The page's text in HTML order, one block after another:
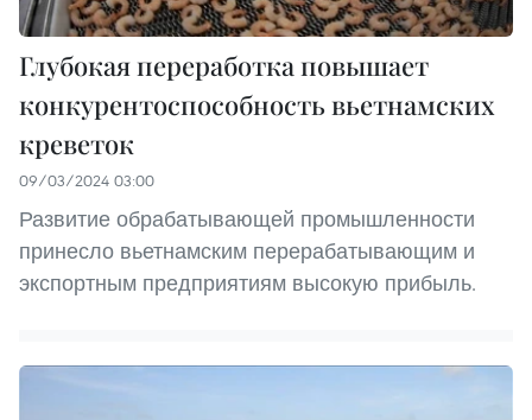
Глубокая переработка повышает
конкурентоспособность вьетнамских
креветок
09/03/2024 03:00
Развитие обрабатывающей промышленности
принесло вьетнамским перерабатывающим и
экспортным предприятиям высокую прибыль.